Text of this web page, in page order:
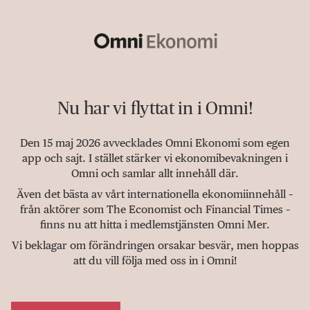
Nu har vi flyttat in i Omni!
Den 15 maj 2026 avvecklades Omni Ekonomi som egen
app och sajt. I stället stärker vi ekonomibevakningen i
Omni och samlar allt innehåll där.
Även det bästa av vårt internationella ekonomiinnehåll –
från aktörer som The Economist och Financial Times –
finns nu att hitta i medlemstjänsten Omni Mer.
Vi beklagar om förändringen orsakar besvär, men hoppas
att du vill följa med oss in i Omni!